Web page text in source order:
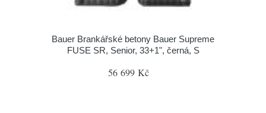
Bauer Brankářské betony Bauer Supreme
FUSE SR, Senior, 33+1", černá, S
56 699 Kč